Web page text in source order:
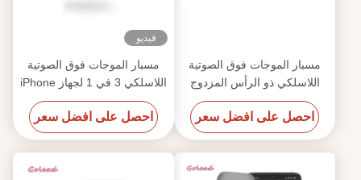
مسبار الموجات فوق الصوتية
اللاسلكي ذو الرأس المزدوج
IOS 128 وضع عرض PW
احصل على افضل سعر
فيديو
مسبار الموجات فوق الصوتية
اللاسلكي 3 في 1 لجهاز iPhone
مع تصوير محدب وخطي وقلب
احصل على افضل سعر